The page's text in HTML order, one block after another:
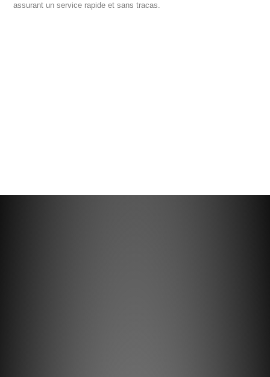
assurant un service rapide et sans tracas.